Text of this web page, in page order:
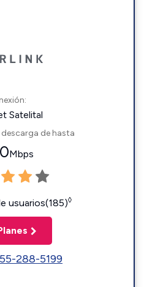
Satelital
de hasta
Mbps
usuarios(185)◊
288-5199